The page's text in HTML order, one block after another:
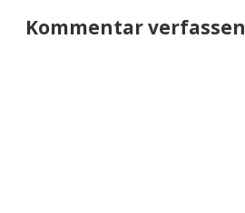
Kommentar verfassen